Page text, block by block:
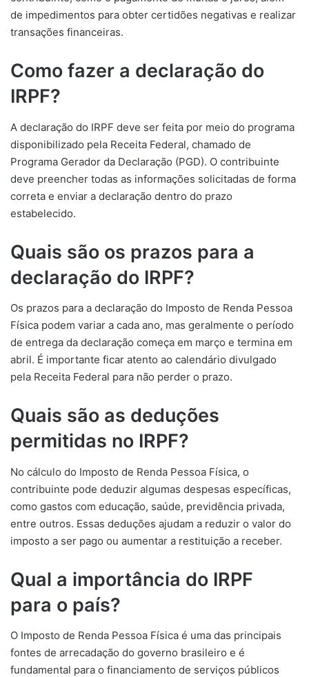
de impedimentos para obter certidões negativas e realizar
transações financeiras.
Como fazer a declaração do
IRPF?
A declaração do IRPF deve ser feita por meio do programa
disponibilizado pela Receita Federal, chamado de
Programa Gerador da Declaração (PGD). O contribuinte
deve preencher todas as informações solicitadas de forma
correta e enviar a declaração dentro do prazo
estabelecido.
Quais são os prazos para a
declaração do IRPF?
Os prazos para a declaração do Imposto de Renda Pessoa
Física podem variar a cada ano, mas geralmente o período
de entrega da declaração começa em março e termina em
abril. É importante ficar atento ao calendário divulgado
pela Receita Federal para não perder o prazo.
Quais são as deduções
permitidas no IRPF?
No cálculo do Imposto de Renda Pessoa Física, o
contribuinte pode deduzir algumas despesas específicas,
como gastos com educação, saúde, previdência privada,
entre outros. Essas deduções ajudam a reduzir o valor do
imposto a ser pago ou aumentar a restituição a receber.
Qual a importância do IRPF
para o país?
O Imposto de Renda Pessoa Física é uma das principais
fontes de arrecadação do governo brasileiro e é
fundamental para o financiamento de serviços públicos